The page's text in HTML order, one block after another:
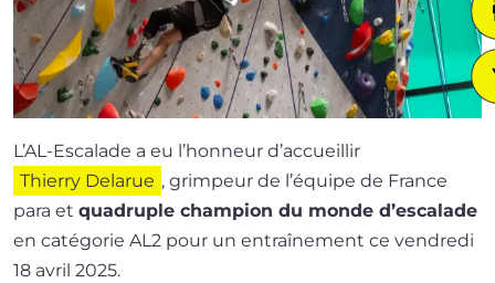
L’AL-Escalade a eu l’hon­neur d’ac­cueillir
Thierry Delarue , grim­peur de l’é­quipe de France
para et qua­druple cham­pion du monde d’es­ca­lade
en caté­go­rie AL2 pour un entraî­ne­ment ce ven­dre­di
18 avril 2025.